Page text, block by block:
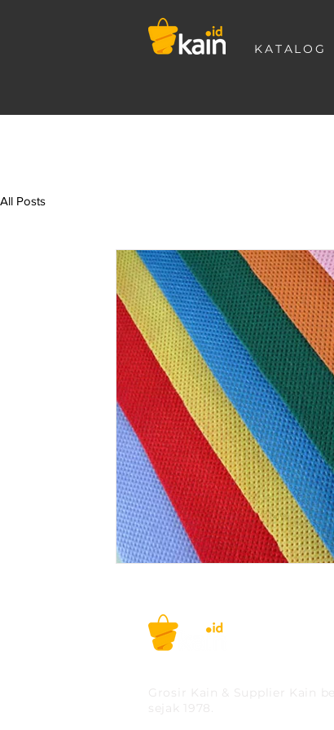
KATALOG
All Posts
Grosir Kain & Supplier Kain
sejak 1978.